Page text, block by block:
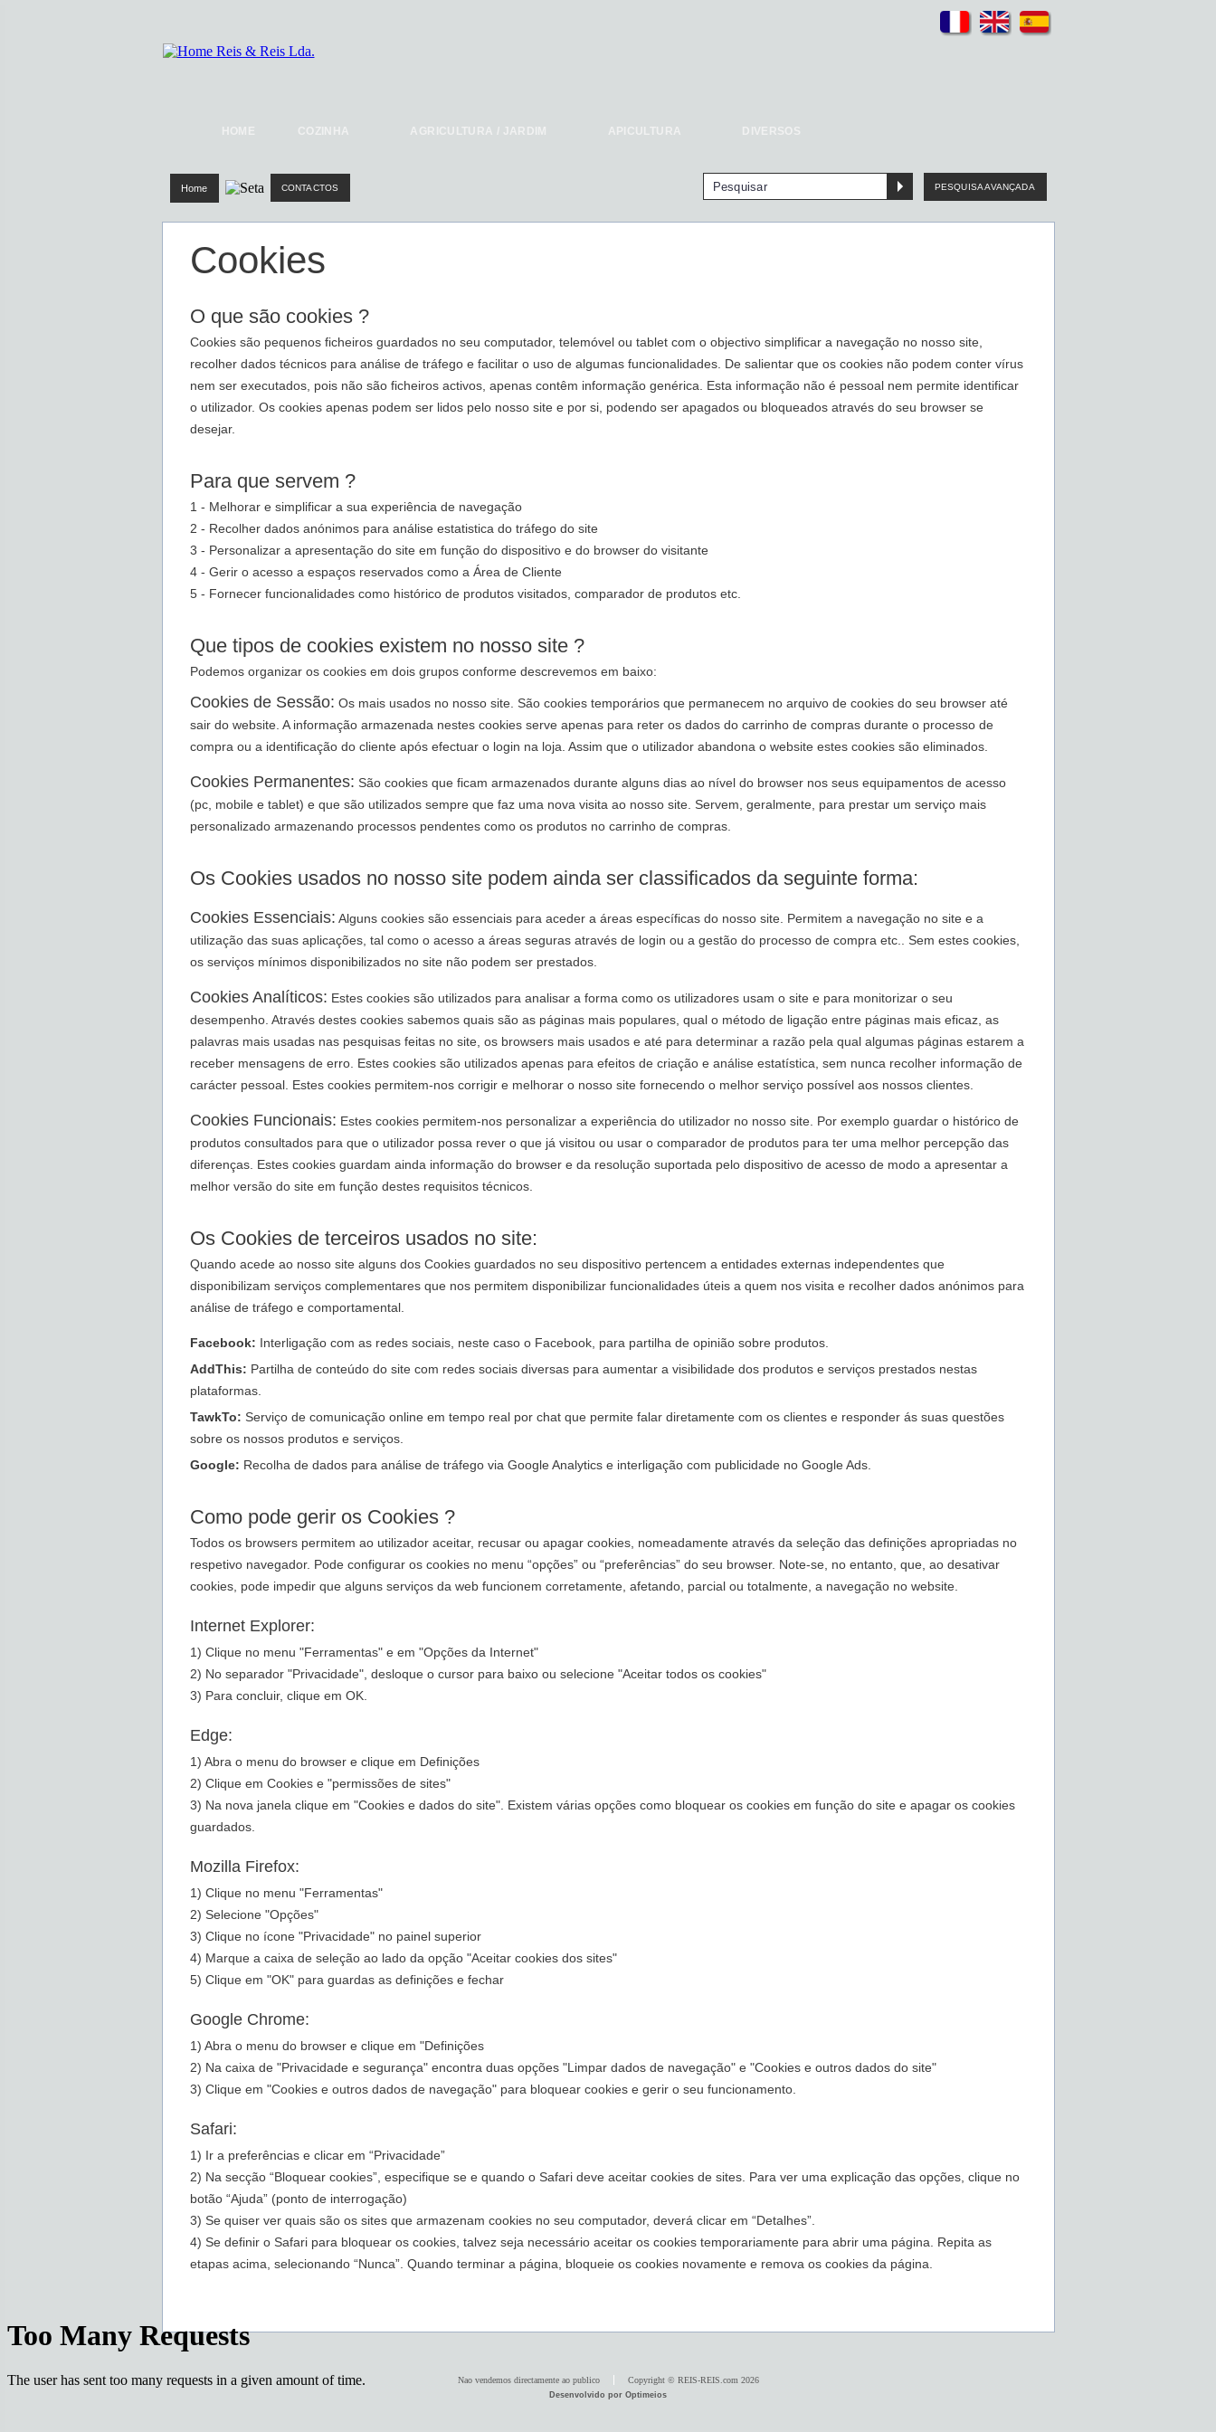
HOME COZINHA AGRICULTURA / JARDIM APICULTURA DIVERSOS
Home CONTACTOS PESQUISA AVANÇADA
Cookies
O que são cookies ?
Cookies são pequenos ficheiros guardados no seu computador, telemóvel ou tablet com o objectivo simplificar a navegação no nosso site,
recolher dados técnicos para análise de tráfego e facilitar o uso de algumas funcionalidades. De salientar que os cookies não podem conter vírus
nem ser executados, pois não são ficheiros activos, apenas contêm informação genérica. Esta informação não é pessoal nem permite identificar
o utilizador. Os cookies apenas podem ser lidos pelo nosso site e por si, podendo ser apagados ou bloqueados através do seu browser se
desejar.
Para que servem ?
1 - Melhorar e simplificar a sua experiência de navegação
2 - Recolher dados anónimos para análise estatistica do tráfego do site
3 - Personalizar a apresentação do site em função do dispositivo e do browser do visitante
4 - Gerir o acesso a espaços reservados como a Área de Cliente
5 - Fornecer funcionalidades como histórico de produtos visitados, comparador de produtos etc.
Que tipos de cookies existem no nosso site ?
Podemos organizar os cookies em dois grupos conforme descrevemos em baixo:
Cookies de Sessão: Os mais usados no nosso site. São cookies temporários que permanecem no arquivo de cookies do seu browser até
sair do website. A informação armazenada nestes cookies serve apenas para reter os dados do carrinho de compras durante o processo de
compra ou a identificação do cliente após efectuar o login na loja. Assim que o utilizador abandona o website estes cookies são eliminados.
Cookies Permanentes: São cookies que ficam armazenados durante alguns dias ao nível do browser nos seus equipamentos de acesso
(pc, mobile e tablet) e que são utilizados sempre que faz uma nova visita ao nosso site. Servem, geralmente, para prestar um serviço mais
personalizado armazenando processos pendentes como os produtos no carrinho de compras.
Os Cookies usados no nosso site podem ainda ser classificados da seguinte forma:
Cookies Essenciais: Alguns cookies são essenciais para aceder a áreas específicas do nosso site. Permitem a navegação no site e a
utilização das suas aplicações, tal como o acesso a áreas seguras através de login ou a gestão do processo de compra etc.. Sem estes cookies,
os serviços mínimos disponibilizados no site não podem ser prestados.
Cookies Analíticos: Estes cookies são utilizados para analisar a forma como os utilizadores usam o site e para monitorizar o seu
desempenho. Através destes cookies sabemos quais são as páginas mais populares, qual o método de ligação entre páginas mais eficaz, as
palavras mais usadas nas pesquisas feitas no site, os browsers mais usados e até para determinar a razão pela qual algumas páginas estarem a
receber mensagens de erro. Estes cookies são utilizados apenas para efeitos de criação e análise estatística, sem nunca recolher informação de
carácter pessoal. Estes cookies permitem-nos corrigir e melhorar o nosso site fornecendo o melhor serviço possível aos nossos clientes.
Cookies Funcionais: Estes cookies permitem-nos personalizar a experiência do utilizador no nosso site. Por exemplo guardar o histórico de
produtos consultados para que o utilizador possa rever o que já visitou ou usar o comparador de produtos para ter uma melhor percepção das
diferenças. Estes cookies guardam ainda informação do browser e da resolução suportada pelo dispositivo de acesso de modo a apresentar a
melhor versão do site em função destes requisitos técnicos.
Os Cookies de terceiros usados no site:
Quando acede ao nosso site alguns dos Cookies guardados no seu dispositivo pertencem a entidades externas independentes que
disponibilizam serviços complementares que nos permitem disponibilizar funcionalidades úteis a quem nos visita e recolher dados anónimos para
análise de tráfego e comportamental.
Facebook: Interligação com as redes sociais, neste caso o Facebook, para partilha de opinião sobre produtos.
AddThis: Partilha de conteúdo do site com redes sociais diversas para aumentar a visibilidade dos produtos e serviços prestados nestas
plataformas.
TawkTo: Serviço de comunicação online em tempo real por chat que permite falar diretamente com os clientes e responder ás suas questões
sobre os nossos produtos e serviços.
Google: Recolha de dados para análise de tráfego via Google Analytics e interligação com publicidade no Google Ads.
Como pode gerir os Cookies ?
Todos os browsers permitem ao utilizador aceitar, recusar ou apagar cookies, nomeadamente através da seleção das definições apropriadas no
respetivo navegador. Pode configurar os cookies no menu “opções” ou “preferências” do seu browser. Note-se, no entanto, que, ao desativar
cookies, pode impedir que alguns serviços da web funcionem corretamente, afetando, parcial ou totalmente, a navegação no website.
Internet Explorer:
1) Clique no menu "Ferramentas" e em "Opções da Internet"
2) No separador "Privacidade", desloque o cursor para baixo ou selecione "Aceitar todos os cookies"
3) Para concluir, clique em OK.
Edge:
1) Abra o menu do browser e clique em Definições
2) Clique em Cookies e "permissões de sites"
3) Na nova janela clique em "Cookies e dados do site". Existem várias opções como bloquear os cookies em função do site e apagar os cookies
guardados.
Mozilla Firefox:
1) Clique no menu "Ferramentas"
2) Selecione "Opções"
3) Clique no ícone "Privacidade" no painel superior
4) Marque a caixa de seleção ao lado da opção "Aceitar cookies dos sites"
5) Clique em "OK" para guardas as definições e fechar
Google Chrome:
1) Abra o menu do browser e clique em "Definições
2) Na caixa de "Privacidade e segurança" encontra duas opções "Limpar dados de navegação" e "Cookies e outros dados do site"
3) Clique em "Cookies e outros dados de navegação" para bloquear cookies e gerir o seu funcionamento.
Safari:
1) Ir a preferências e clicar em “Privacidade”
2) Na secção “Bloquear cookies”, especifique se e quando o Safari deve aceitar cookies de sites. Para ver uma explicação das opções, clique no
botão “Ajuda” (ponto de interrogação)
3) Se quiser ver quais são os sites que armazenam cookies no seu computador, deverá clicar em “Detalhes”.
4) Se definir o Safari para bloquear os cookies, talvez seja necessário aceitar os cookies temporariamente para abrir uma página. Repita as
etapas acima, selecionando “Nunca”. Quando terminar a página, bloqueie os cookies novamente e remova os cookies da página.
Nao vendemos directamente ao publico Copyright © REIS-REIS.com 2026
Desenvolvido por Optimeios